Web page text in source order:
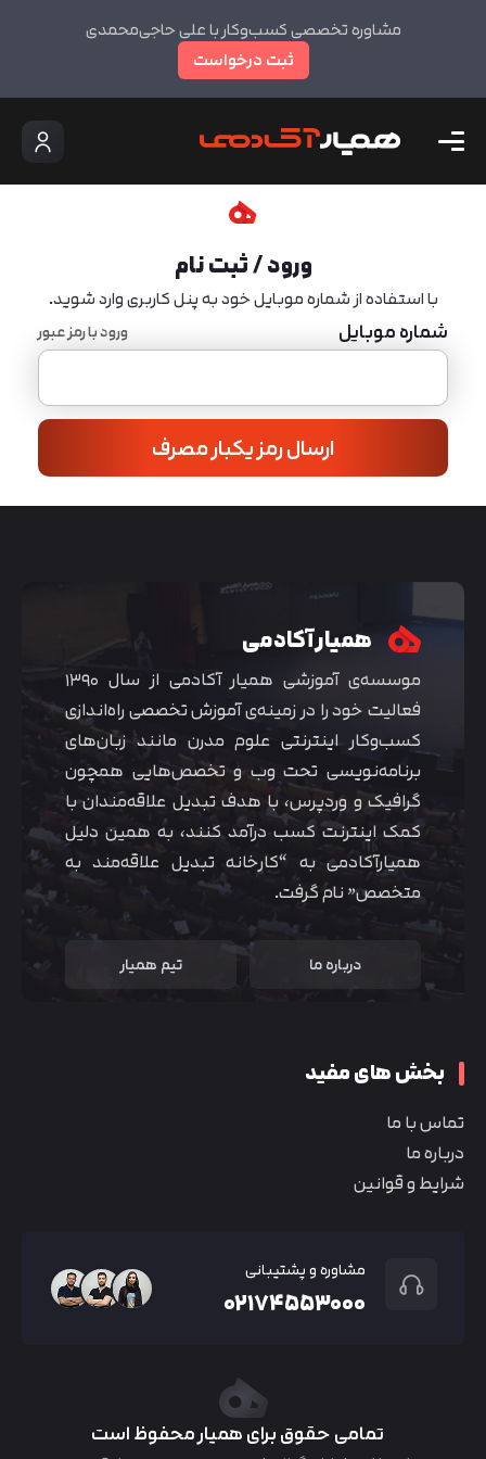
مشاوره تخصصی کسب‌وکار با علی حاجی‌محمدی
ثبت درخواست
ورود / ثبت نام
با استفاده از شماره موبایل خود به پنل کاربری وارد شوید.
شماره موبایل ورود با رمز عبور
ارسال رمز یکبار مصرف
همیار آکادمی
موسسه‌ی آموزشی همیار آکادمی از سال ۱۳۹۰
فعالیت خود را در زمینه‌ی آموزش تخصصی راه‌اندازی
کسب‌و‌کار اینترنتی علوم مدرن مانند زبان‌های
برنامه‌نویسی تحت وب و تخصص‌هایی همچون
گرافیک و وردپرس، با هدف تبدیل علاقه‌مندان با
کمک اینترنت کسب درآمد کنند، به همین دلیل
همیارآکادمی به “کارخانه تبدیل علاقه‌مند به
متخصص” نام گرفت.
درباره ما تیم همیار
بخش های مفید
تماس با ما
درباره ما
شرایط و قوانین
مشاوره و پشتیبانی
۰۲۱۷۴۵۵۳۰۰۰
تمامی حقوق برای همیار محفوظ است
متوجه شدم